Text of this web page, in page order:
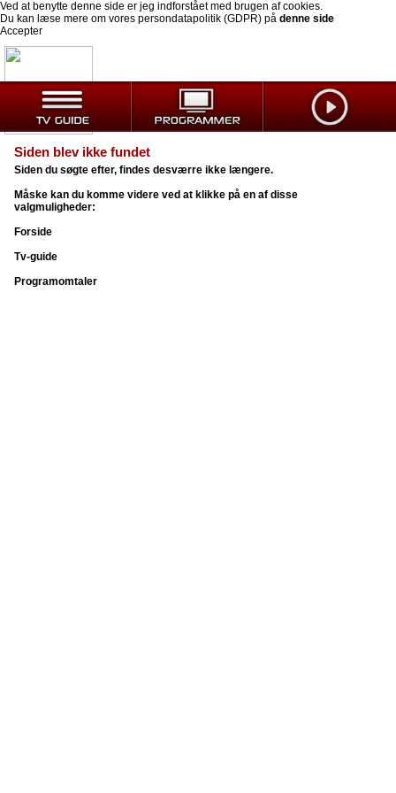
Ved at benytte denne side er jeg indforstået med brugen af cookies.
Du kan læse mere om vores persondatapolitik (GDPR) på denne side
Accepter
Siden blev ikke fundet
Siden du søgte efter, findes desværre ikke længere.
Måske kan du komme videre ved at klikke på en af disse
valgmuligheder:
Forside
Tv-guide
Programomtaler